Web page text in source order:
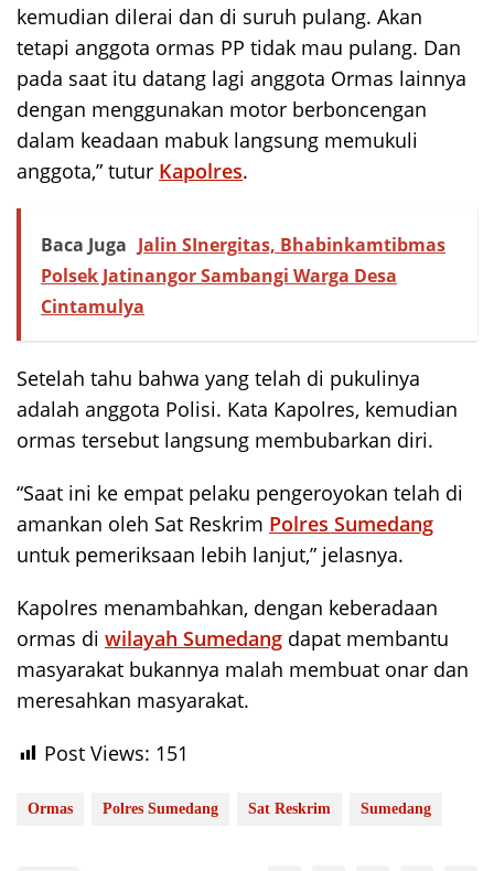
kemudian dilerai dan di suruh pulang. Akan
tetapi anggota ormas PP tidak mau pulang. Dan
pada saat itu datang lagi anggota Ormas lainnya
dengan menggunakan motor berboncengan
dalam keadaan mabuk langsung memukuli
anggota,” tutur Kapolres.
Baca Juga Jalin SInergitas, Bhabinkamtibmas
Polsek Jatinangor Sambangi Warga Desa
Cintamulya
Setelah tahu bahwa yang telah di pukulinya
adalah anggota Polisi. Kata Kapolres, kemudian
ormas tersebut langsung membubarkan diri.
“Saat ini ke empat pelaku pengeroyokan telah di
amankan oleh Sat Reskrim Polres Sumedang
untuk pemeriksaan lebih lanjut,” jelasnya.
Kapolres menambahkan, dengan keberadaan
ormas di wilayah Sumedang dapat membantu
masyarakat bukannya malah membuat onar dan
meresahkan masyarakat.
Post Views: 151
Ormas Polres Sumedang Sat Reskrim Sumedang